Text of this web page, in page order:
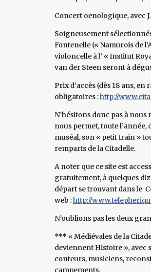
Concert oenologique, avec
Soigneusement
Fontenelle (« Namurois de
violoncelle à l’ « Institut
van der Steen seront à
Prix d’accès (dès 18 ans,
obligatoires :http://
N’hésitons donc pas à
nous permet, toute
muséal, son « petit train »
remparts de la Citadelle.
A noter que ce site est
gratuitement, à quelques
départ se trouvant dans le
web :http://
N’oublions pas les deux
*** « Médiévales de la
deviennent Histoire », avec
conteurs, musiciens,
campements.